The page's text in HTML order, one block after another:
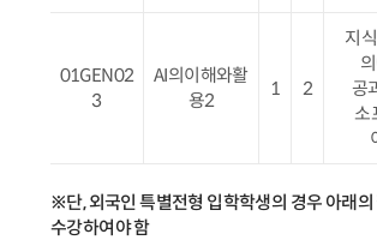
01GEN02
3
AI의이해와활
용2
1 2
지
공
소
※단, 외국인 특별전형 입학학생의 경우 아래
수강하여야 함